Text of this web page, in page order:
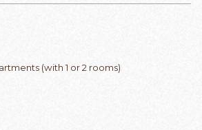
(with 1 or 2 rooms)